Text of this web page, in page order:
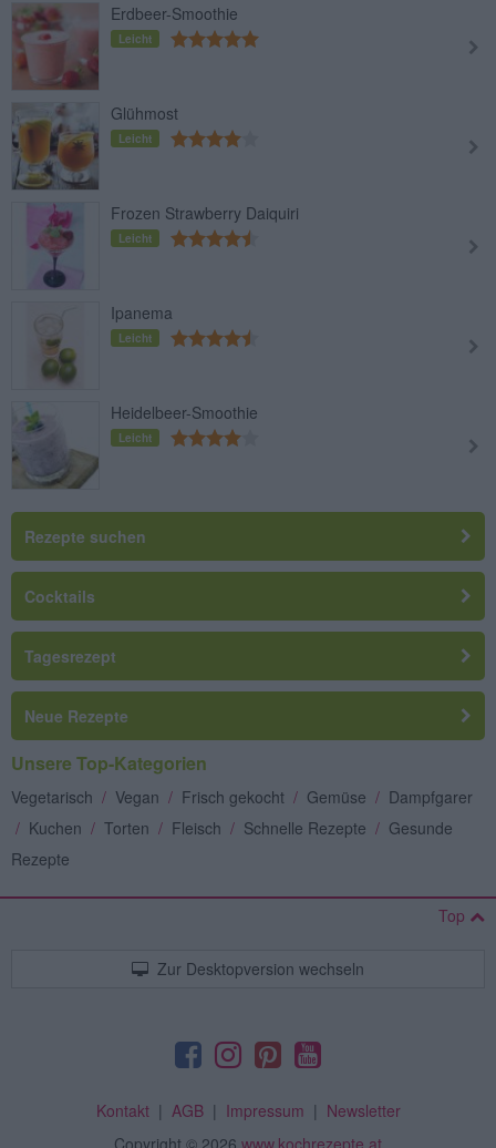
Erdbeer-Smoothie
Leicht
Glühmost
Leicht
Frozen Strawberry Daiquiri
Leicht
Ipanema
Leicht
Heidelbeer-Smoothie
Leicht
Rezepte suchen
Cocktails
Tagesrezept
Neue Rezepte
Unsere Top-Kategorien
Vegetarisch / Vegan / Frisch gekocht / Gemüse / Dampfgarer
/ Kuchen / Torten / Fleisch / Schnelle Rezepte / Gesunde
Rezepte
Top
Zur Desktopversion wechseln
Kontakt| AGB| Impressum | Newsletter
Copyright © 2026 www.kochrezepte.at